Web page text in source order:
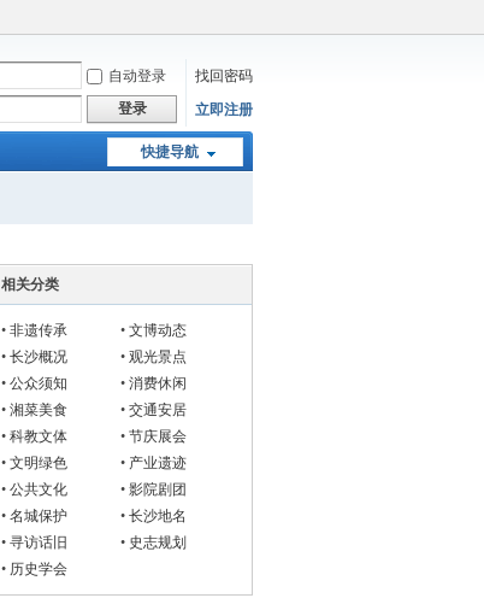
自动登录
找回密码
登录 立即注册
快捷导航
相关分类
• 非遗传承 • 文博动态
• 长沙概况 • 观光景点
• 公众须知 • 消费休闲
• 湘菜美食 • 交通安居
• 科教文体 • 节庆展会
• 文明绿色 • 产业遗迹
• 公共文化 • 影院剧团
• 名城保护 • 长沙地名
• 寻访话旧 • 史志规划
• 历史学会